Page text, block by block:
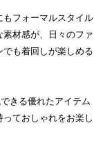
フォーマルスタイル
材感が、日々のファ
も着回しが楽しめる
きる優れたアイテム
ておしゃれをお楽し